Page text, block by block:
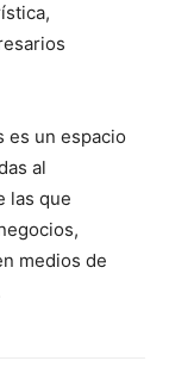
es un espacio
al
las que
medios de